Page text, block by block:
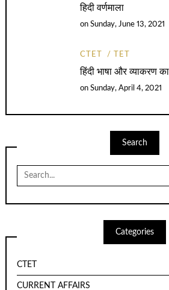
हिदी वर्णमाला
onSunday, June 13, 2021
CTET TET
हिंदी भाषा और व्याकरण
onSunday, April 4, 2021
Search
Search
for:
Categories
CTET
CURRENT AFFAIRS